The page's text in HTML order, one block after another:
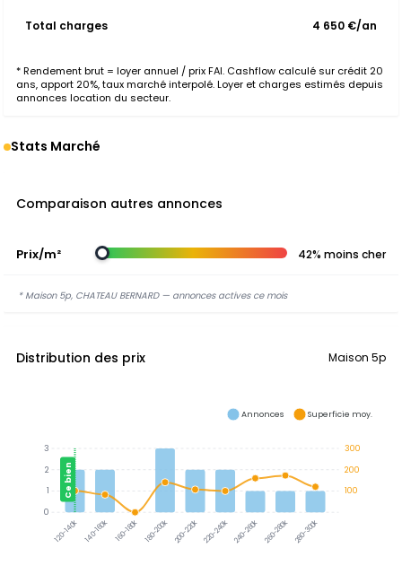
Total charges 4 650 €/an
* Rendement brut = loyer annuel / prix FAI. Cashflow calculé sur crédit 20
ans, apport 20%, taux marché interpolé. Loyer et charges estimés depuis
annonces location du secteur.
Stats Marché
Comparaison autres annonces
Prix/m² 42% moins cher
* Maison 5p, CHATEAU BERNARD — annonces actives ce mois
Distribution des prix Maison 5p
120-140k 140-160k 160-180k 180-200k 200-220k 220-240k 240-260k 260-280k 280-300k
Ce bien
300
200
100
3
2
1
0
Annonces Superficie moy.